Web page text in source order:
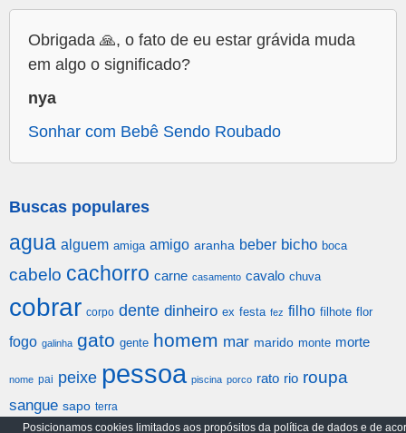
Obrigada 🙏, o fato de eu estar grávida muda
em algo o significado?
nya
Sonhar com Bebê Sendo Roubado
Buscas populares
agua alguem amiga amigo aranha beber bicho boca
cabelo cachorro carne casamento cavalo chuva
cobrar corpo dente dinheiro ex festa fez filho filhote flor
fogo galinha gato gente homem mar marido monte morte
nome pai peixe pessoa piscina porco rato rio roupa
sangue sapo terra
Posicionamos cookies limitados aos propósitos da política de dados e de